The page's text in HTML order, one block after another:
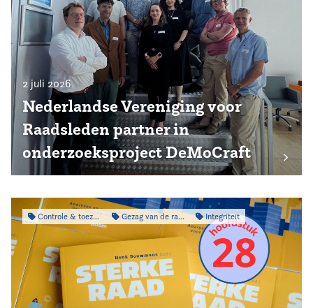
2 juli 2026
Nederlandse Vereniging voor
Raadsleden partner in
onderzoeksproject DeMoCraft
Controle & toezicht Gezag van de raad Integriteit